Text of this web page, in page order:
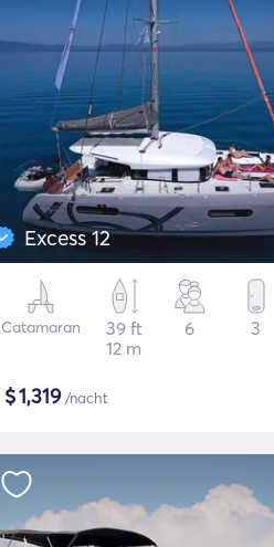
Excess 12
Catamaran
39 ft
12 m
6 3
$1,319/nacht